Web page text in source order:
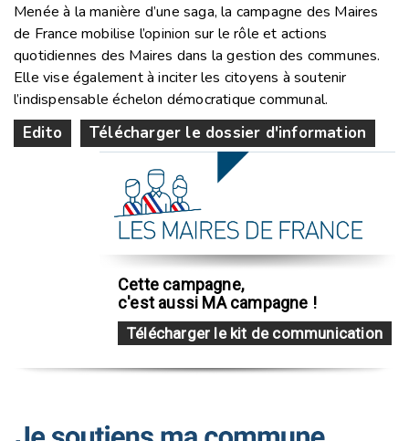
Menée à la manière d’une saga, la campagne des Maires
de France mobilise l’opinion sur le rôle et actions
quotidiennes des Maires dans la gestion des communes.
Elle vise également à inciter les citoyens à soutenir
l’indispensable échelon démocratique communal.
Edito Télécharger le dossier d'information
Cette campagne,
c'est aussi MA campagne !
Télécharger le kit de communication